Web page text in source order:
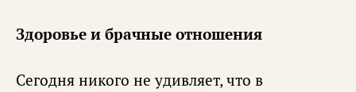
Здоровье и брачные отношения
Сегодня никого не удивляет, что в